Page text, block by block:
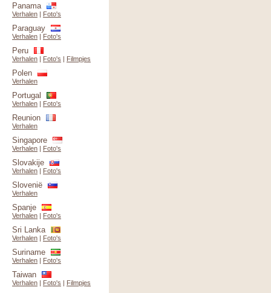
Panama
Verhalen | Foto's
Paraguay
Verhalen | Foto's
Peru
Verhalen | Foto's | Filmpjes
Polen
Verhalen
Portugal
Verhalen | Foto's
Reunion
Verhalen
Singapore
Verhalen | Foto's
Slovakije
Verhalen | Foto's
Slovenië
Verhalen
Spanje
Verhalen | Foto's
Sri Lanka
Verhalen | Foto's
Suriname
Verhalen | Foto's
Taiwan
Verhalen | Foto's | Filmpjes